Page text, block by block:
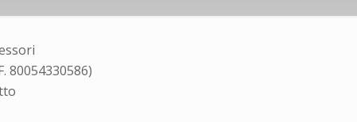
80054330586)